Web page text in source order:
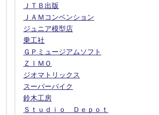
ＪＴＢ出版
ＪＡＭコンベンション
ジュニア模型店
乗工社
ＧＰミュージアムソフト
ＺＩＭＯ
ジオマトリックス
スーパーパイク
鈴木工房
Ｓｔｕｄｉｏ Ｄｅｐｏｔ